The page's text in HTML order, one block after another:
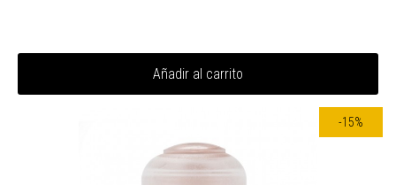
Añadir al carrito
-15%